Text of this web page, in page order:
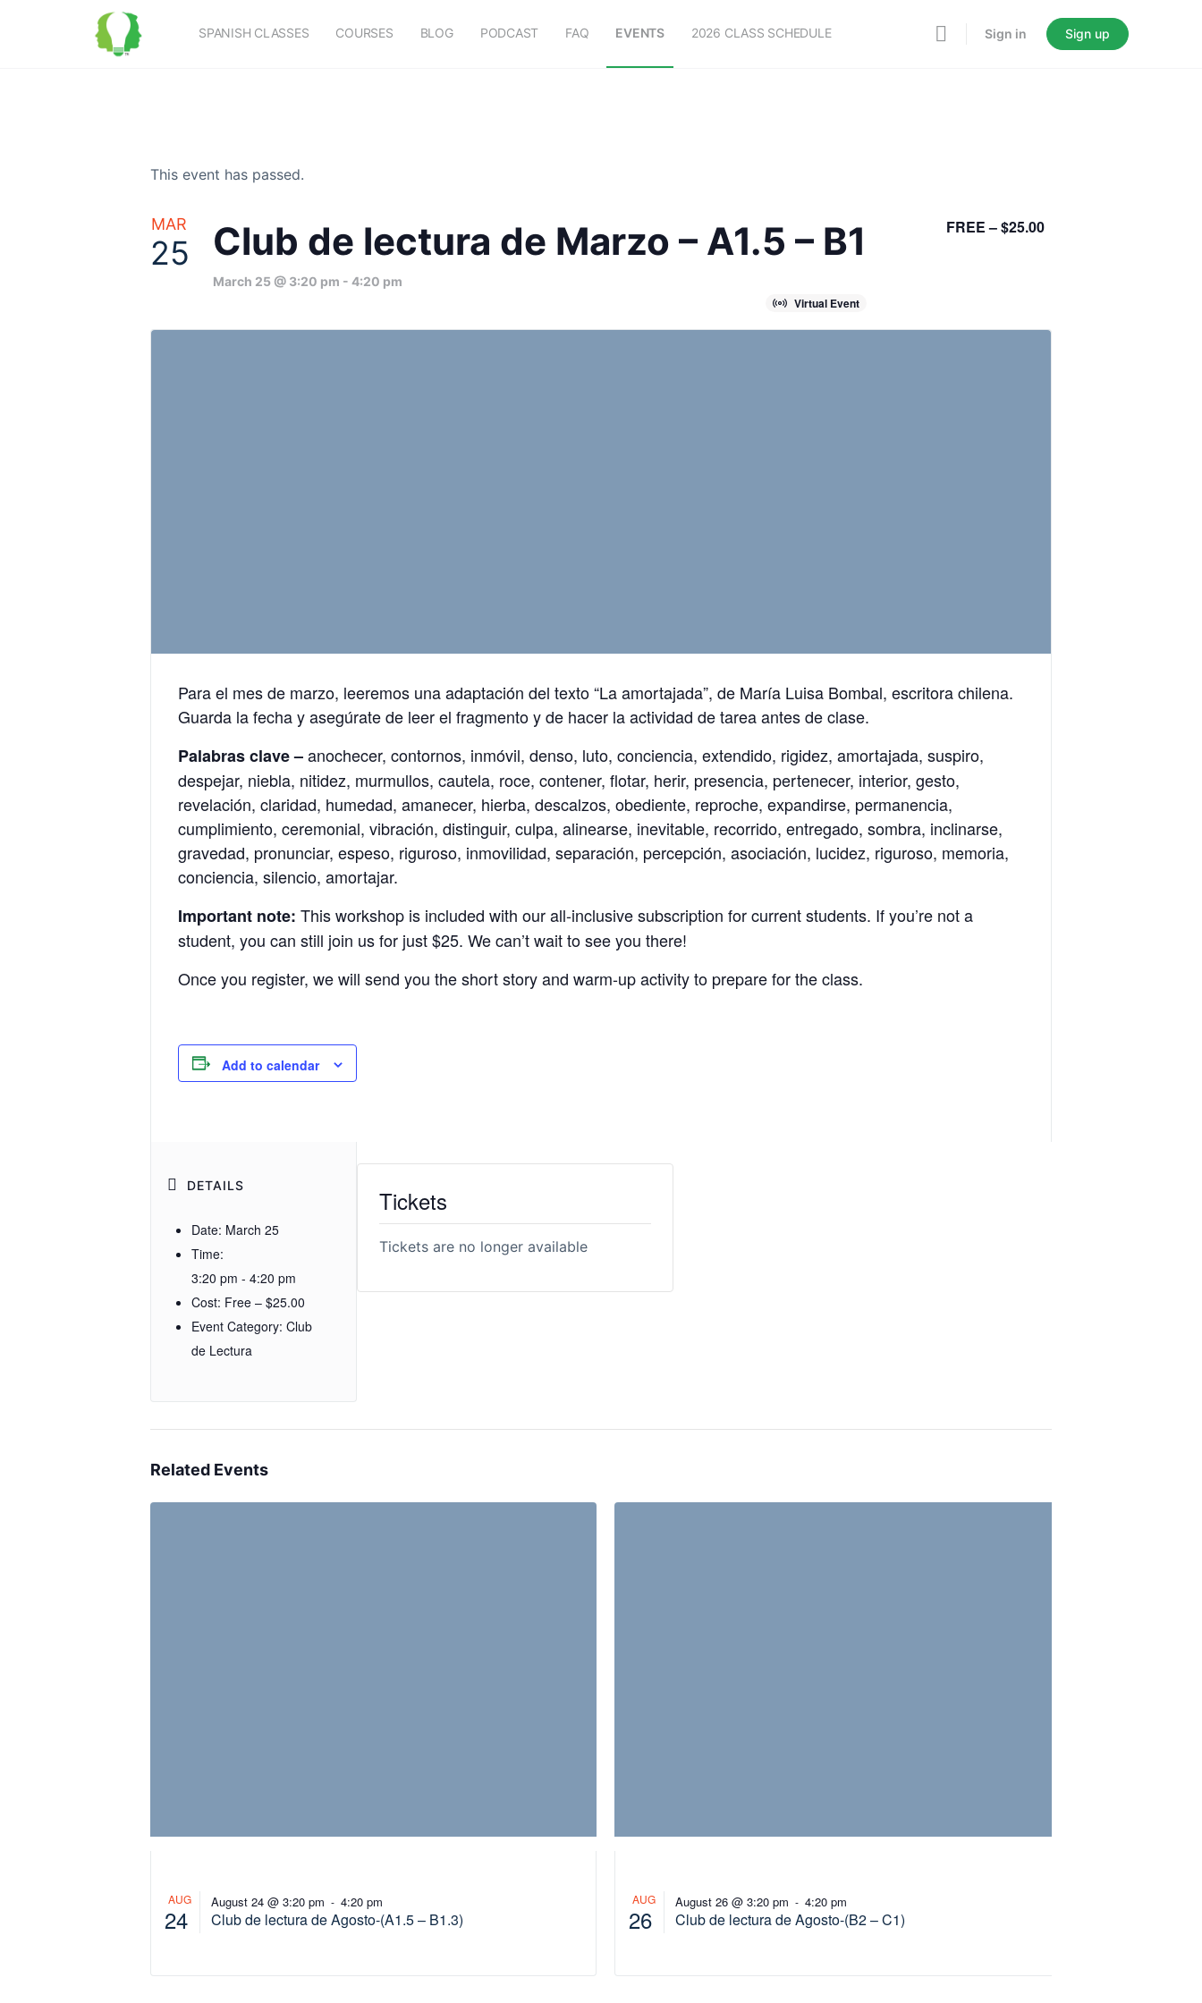
SPANISH CLASSES COURSES BLOG PODCAST FAQ EVENTS 2026 CLASS SCHEDULE Sign in Sign up
This event has passed.
MAR
25 Club de lectura de Marzo – A1.5 – B1
March 25 @ 3:20 pm - 4:20 pm
Virtual Event
FREE – $25.00
Para el mes de marzo, leeremos una adaptación del texto “La amortajada”, de María Luisa Bombal, escritora chilena.
Guarda la fecha y asegúrate de leer el fragmento y de hacer la actividad de tarea antes de clase.
Palabras clave –anochecer, contornos, inmóvil, denso, luto, conciencia, extendido, rigidez, amortajada, suspiro,
despejar, niebla, nitidez, murmullos, cautela, roce, contener, flotar, herir, presencia, pertenecer, interior, gesto,
revelación, claridad, humedad, amanecer, hierba, descalzos, obediente, reproche, expandirse, permanencia,
cumplimiento, ceremonial, vibración, distinguir, culpa, alinearse, inevitable, recorrido, entregado, sombra, inclinarse,
gravedad, pronunciar, espeso, riguroso, inmovilidad, separación, percepción, asociación, lucidez, riguroso, memoria,
conciencia, silencio, amortajar.
Important note: This workshop is included with our all-inclusive subscription for current students. If you’re not a
student, you can still join us for just $25. We can’t wait to see you there!
Once you register, we will send you the short story and warm-up activity to prepare for the class.
Add to calendar
DETAILS
Date: March 25
Time:
3:20 pm - 4:20 pm
Cost: Free – $25.00
Event Category: Club
de Lectura
Tickets
Tickets are no longer available
Related Events
AUG
24
August 24 @ 3:20 pm - 4:20 pm
Club de lectura de Agosto-(A1.5 – B1.3)
AUG
26
August 26 @ 3:20 pm - 4:20 pm
Club de lectura de Agosto-(B2 – C1)